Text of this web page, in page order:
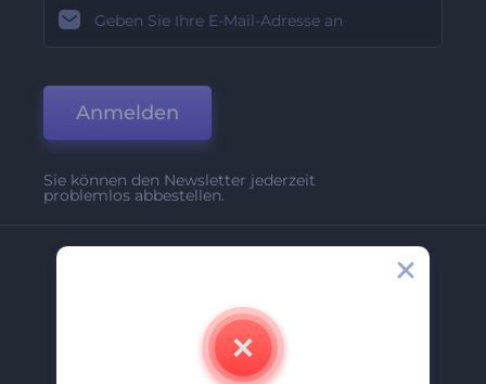
Anmelden
Sie können den Newsletter jederzeit
problemlos abbestellen.